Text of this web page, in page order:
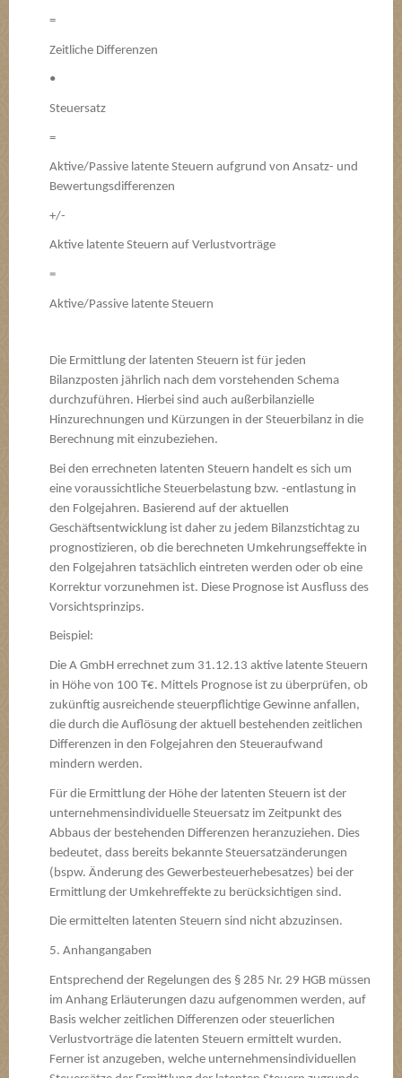
=
Zeitliche Differenzen
•
Steuersatz
=
Aktive/Passive latente Steuern aufgrund von Ansatz- und
Bewertungsdifferenzen
+/-
Aktive latente Steuern auf Verlustvorträge
=
Aktive/Passive latente Steuern
Die Ermittlung der latenten Steuern ist für jeden
Bilanzposten jährlich nach dem vorstehenden Schema
durchzuführen. Hierbei sind auch außerbilanzielle
Hinzurechnungen und Kürzungen in der Steuerbilanz in die
Berechnung mit einzubeziehen.
Bei den errechneten latenten Steuern handelt es sich um
eine voraussichtliche Steuerbelastung bzw. -entlastung in
den Folgejahren. Basierend auf der aktuellen
Geschäftsentwicklung ist daher zu jedem Bilanzstichtag zu
prognostizieren, ob die berechneten Umkehrungseffekte in
den Folgejahren tatsächlich eintreten werden oder ob eine
Korrektur vorzunehmen ist. Diese Prognose ist Ausfluss des
Vorsichtsprinzips.
Beispiel:
Die A GmbH errechnet zum 31.12.13 aktive latente Steuern
in Höhe von 100 T€. Mittels Prognose ist zu überprüfen, ob
zukünftig ausreichende steuerpflichtige Gewinne anfallen,
die durch die Auflösung der aktuell bestehenden zeitlichen
Differenzen in den Folgejahren den Steueraufwand
mindern werden.
Für die Ermittlung der Höhe der latenten Steuern ist der
unternehmensindividuelle Steuersatz im Zeitpunkt des
Abbaus der bestehenden Differenzen heranzuziehen. Dies
bedeutet, dass bereits bekannte Steuersatzänderungen
(bspw. Änderung des Gewerbesteuerhebesatzes) bei der
Ermittlung der Umkehreffekte zu berücksichtigen sind.
Die ermittelten latenten Steuern sind nicht abzuzinsen.
5. Anhangangaben
Entsprechend der Regelungen des § 285 Nr. 29 HGB müssen
im Anhang Erläuterungen dazu aufgenommen werden, auf
Basis welcher zeitlichen Differenzen oder steuerlichen
Verlustvorträge die latenten Steuern ermittelt wurden.
Ferner ist anzugeben, welche unternehmensindividuellen